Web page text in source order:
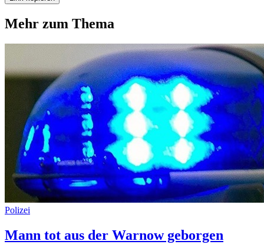
Mehr zum Thema
Polizei
Mann tot aus der Warnow geborgen